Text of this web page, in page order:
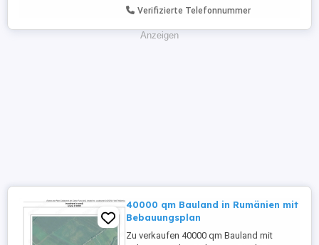
alternativ jeweils 2 Unterteilungen
Verifizierte Telefonnummer
Anzeigen
40000 qm Bauland in Rumänien mit
Bebauungsplan
Zu verkaufen 40000 qm Bauland mit